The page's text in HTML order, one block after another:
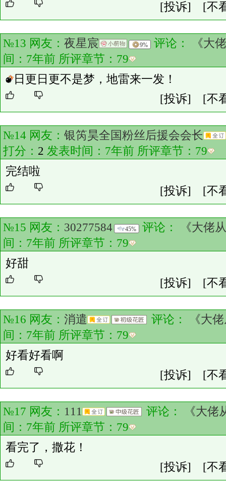
[投诉]
[不
№13 网友： 夜星宸 9% 评论：
《大
间：7年前 所评章节： 79
日更日更不是梦，地雷来一发！
[投诉]
[不
№14 网友： 银笍昊全国粉丝后援会会长
打分： 2 发表时间：7年前 所评章节： 79
完结啦
[投诉]
[不
№15 网友： 30277584 45% 评论：
《大佬
间：7年前 所评章节： 79
好甜
[投诉]
[不
№16 网友： 消遣 评论：
《大
间：7年前 所评章节： 79
好看好看啊
[投诉]
[不
№17 网友： 111 评论：
《大佬
间：7年前 所评章节： 79
看完了，撒花！
[投诉]
[不